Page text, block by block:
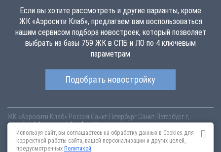
Если вы хотите рассмотреть и другие варианты, кроме
ЖК «Аэросити Клаб», предлагаем вам воспользоваться
нашим сервисом подбора новостроек, который позволяет
выбрать из базы 759 ЖК в СПБ и ЛО по 4 ключевым
параметрам
Подобрать новостройку
ЖК «Аэросити Клаб» Россия Санкт-Петербург Санкт-Петербург г,
aerocity-club.novopoisk.spb.ruКупить квартиру в новом жилом
комплексе «Аэросити Клаб» от «Лидер Групп» в Шушарах. Квартиры
различных планировок от 4.57 млн рублей!
Используя сайт, вы соглашаетесь на обработку данных в Cookies для
корректной работы сайта, вашей персонализации и других целей,
предусмотренных Политикой